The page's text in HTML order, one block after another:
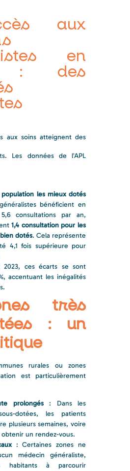
aux
en
: des
aux soins atteignent des
Les données de l’APL
population les mieux dotés
bénéficient en
consultations par an,
1,4 consultation pour les
dotés. Cela représente
4,1 fois supérieure pour
2023, ces écarts se sont
accentuant les inégalités
très
: un
rurales ou zones
est particulièrement
prolongés: Dans les
dotées, les patients
plusieurs semaines, voire
un rendez-vous.
: Certaines zones ne
médecin généraliste,
habitants à parcourir